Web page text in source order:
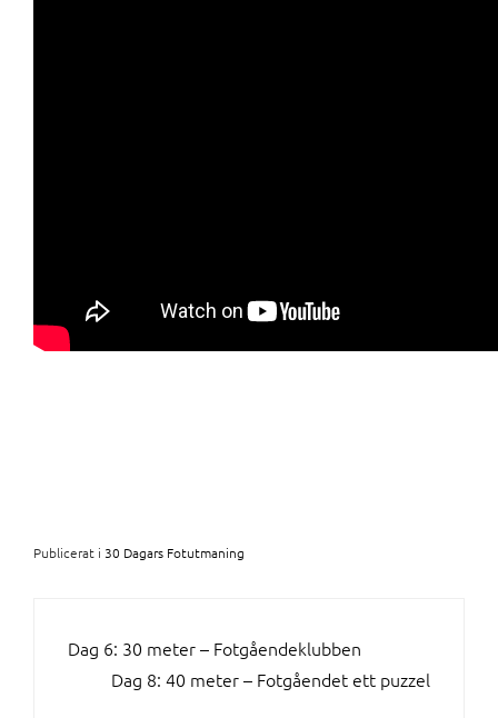
Publicerat i 30 Dagars Fotutmaning
INLÄGGSNAVIGERING
Dag 6: 30 meter – Fotgåendeklubben
Dag 8: 40 meter – Fotgåendet ett puzzel